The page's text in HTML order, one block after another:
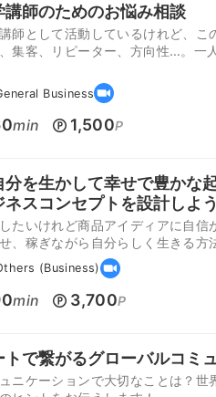
講師のためのお悩み相談
師として活動しているけれど、
集客、リピーター、方向性…。一
Business
min 1,500P
分を生かして幸せで豊かな
ネスコンセプトを設計しよう
たいけれど商品アイディアに自
、稼ぎながら自分らしく生きる方
(Business)
min 3,700P
トで繋がるグローバルコミ
ニケーションで大切なことは？